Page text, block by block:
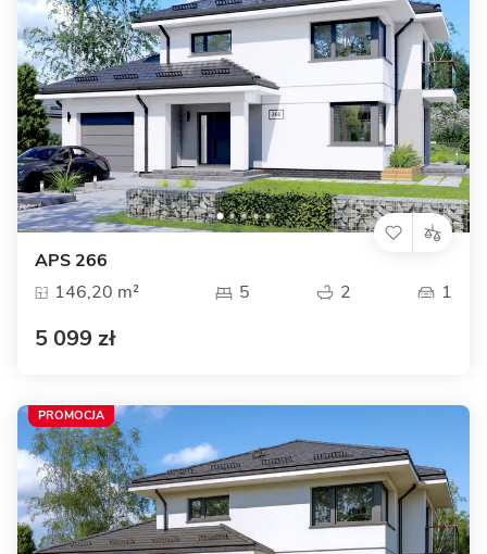
APS 266
146,20 m²
5 2 1
5 099 zł
PROMOCJA